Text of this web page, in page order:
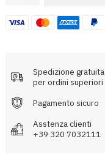
quantità
Spedizione gratuita
per ordini superiori
Pagamento sicuro
Asstenza clienti
+39 320 7032111